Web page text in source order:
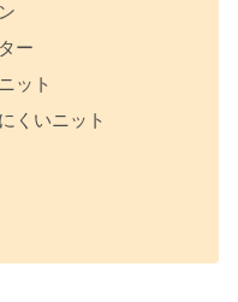
ー
ット
くいニット